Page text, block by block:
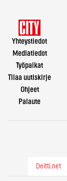
Yhteystiedot
Mediatiedot
Työpaikat
Tilaa uutiskirje
Ohjeet
Palaute
Deitti.net